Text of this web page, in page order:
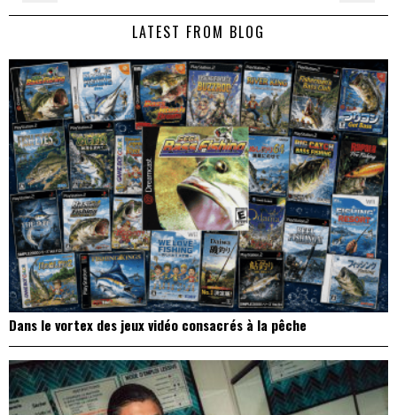
Dans le vortex des jeux vidéo consacrés à la pêche
On a parlé Dolce Vita et lutte des classes avec Bernardino
Femminielli